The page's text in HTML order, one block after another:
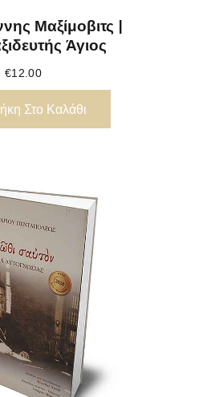
Μαξίμοβιτς |
Άγιος
€12.00
Στο Καλάθι